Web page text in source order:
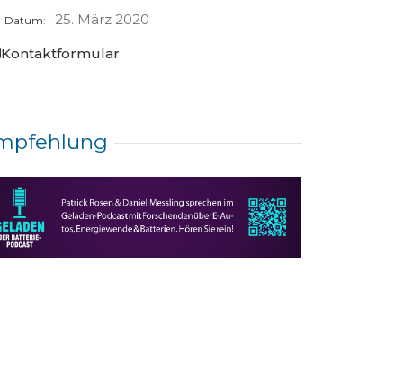
Datum:
25. März 2020
Kontaktformular